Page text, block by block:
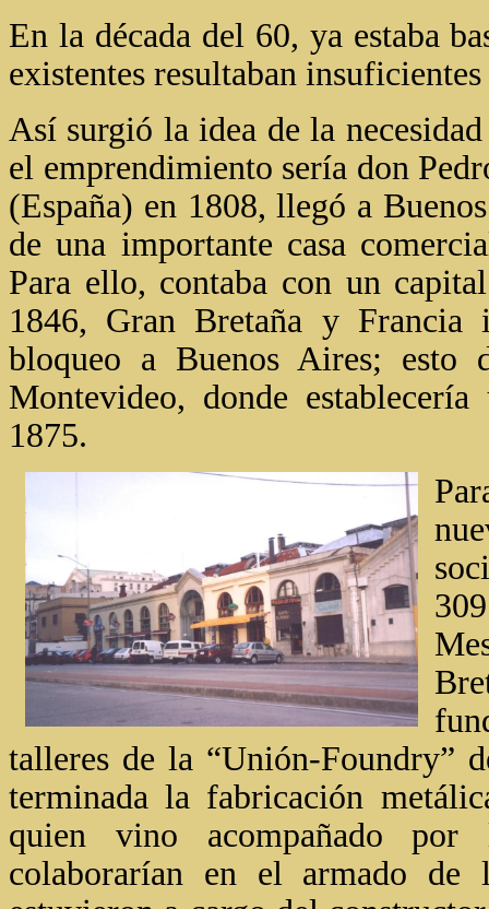
En la década del 60, ya estaba
existentes resultaban
Así surgió la idea de la
el emprendimiento sería don
(España) en 1808, llegó a
de una importante casa
Para ello, contaba con un
1846, Gran Bretaña y
bloqueo a Buenos Aires; esto
Montevideo, donde
1875.
talleres de la “Unión-Foundry”
terminada la fabricación
quien vino acompañado por
colaborarían en el armado de